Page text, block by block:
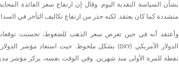
بشأن
السياسة النقدية اليوم. وقال إن ارتفاع سعر الفائدة
متشددة كما كان يعتقد. لكنه حذر من ارتفاع تكاليف التأخر في
وأعتقد أنه في حين تعرض سعر الذهب للضغوط، تحسنت
الدولار
الأمريكي (DXY) بشكل ملحوظ. حيث استعاد مؤشر الدولار
نقطة للمرة الأولى منذ شهرين. وفي الوقت نفسه، يركز مؤشر